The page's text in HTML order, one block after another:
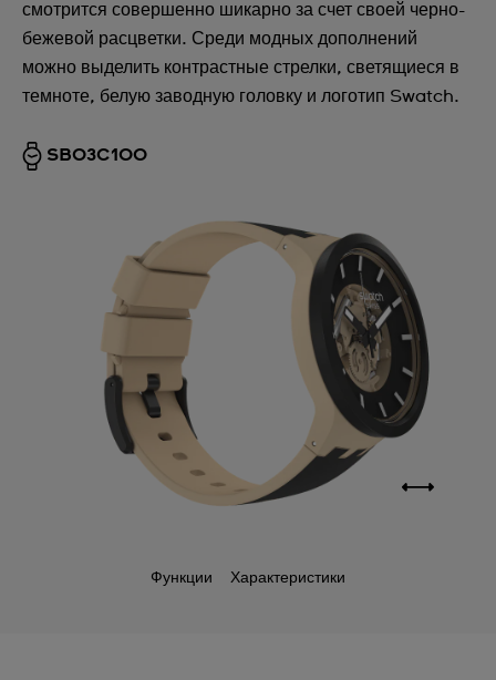
смотрится совершенно шикарно за счет своей черно-
бежевой расцветки. Среди модных дополнений
можно выделить контрастные стрелки, светящиеся в
темноте, белую заводную головку и логотип Swatch.
SB03C100
Функции Характеристики